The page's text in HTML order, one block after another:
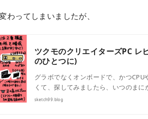
わってしまいましたが、
ツクモのクリエイターズPC レ
のひとつに)
グラボでなくオンボードで、かつ
くて、探してみましたら、いつのま
sketch99.blog